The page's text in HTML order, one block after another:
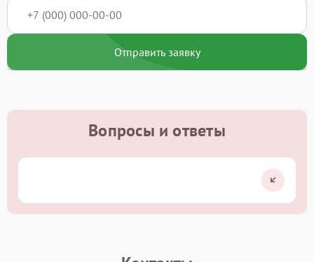
Отправить заявку
Вопросы и ответы